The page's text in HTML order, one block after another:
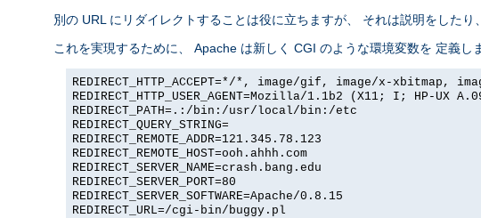
別の URL にリダイレクトすることは役に立ちますが、 それは説明をした
これを実現するために、 Apache は新しく CGI のような環境変数を 定義し
REDIRECT_HTTP_ACCEPT=*/*, image/gif, image/x-xbitmap,
REDIRECT_HTTP_USER_AGENT=Mozilla/1.1b2 (X11; I; HP-UX
REDIRECT_PATH=.:/bin:/usr/local/bin:/etc
REDIRECT_QUERY_STRING=
REDIRECT_REMOTE_ADDR=121.345.78.123
REDIRECT_REMOTE_HOST=ooh.ahhh.com
REDIRECT_SERVER_NAME=crash.bang.edu
REDIRECT_SERVER_PORT=80
REDIRECT_SERVER_SOFTWARE=Apache/0.8.15
REDIRECT_URL=/cgi-bin/buggy.pl